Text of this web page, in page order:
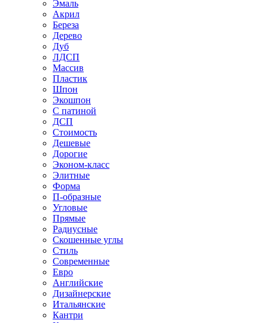
Эмаль
Акрил
Береза
Дерево
Дуб
ЛДСП
Массив
Пластик
Шпон
Экошпон
С патиной
ДСП
Стоимость
Дешевые
Дорогие
Эконом-класс
Элитные
Форма
П-образные
Угловые
Прямые
Радиусные
Скошенные углы
Стиль
Современные
Евро
Английские
Дизайнерские
Итальянские
Кантри